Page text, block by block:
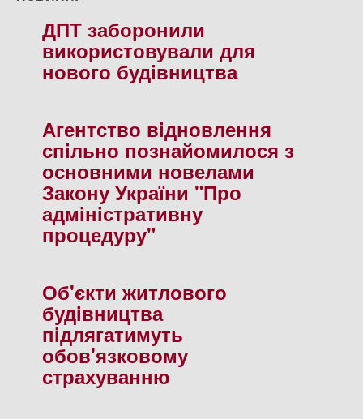
ДПТ заборонили
використовували для
нового будiвництва
Агентство вiдновлення
спiльно познайомилося з
основними новелами
Закону України "Про
адмiнiстративну
процедуру"
Об'єкти житлового
будiвництва
пiдлягатимуть
обов'язковому
страхуванню